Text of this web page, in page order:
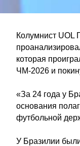
Колумнист UOL
которая
ЧМ-2026 и
«За 24 года у
основания
футбольной
У Бразилии